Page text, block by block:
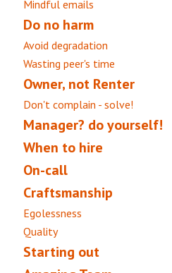
Mindful emails
Do no harm
Avoid degradation
Wasting peer's time
Owner, not Renter
Don't complain - solve!
Manager? do yourself!
When to hire
On-call
Craftsmanship
Egolessness
Quality
Starting out